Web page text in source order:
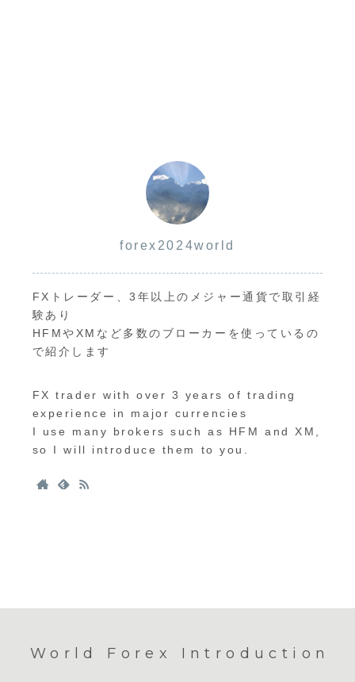
forex2024world
FXトレーダー、3年以上のメジャー通貨で取引経
験あり
HFMやXMなど多数のブローカーを使っているの
で紹介します
FX trader with over 3 years of trading
experience in major currencies
I use many brokers such as HFM and XM,
so I will introduce them to you.
World Forex Introduction